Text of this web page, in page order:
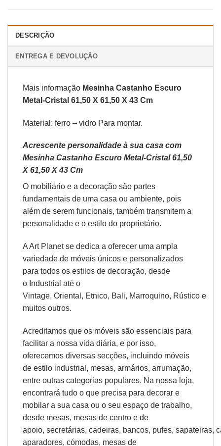
DESCRIÇÃO
ENTREGA E DEVOLUÇÃO
Mais informação Mesinha Castanho Escuro
Metal-Cristal 61,50 X 61,50 X 43 Cm
Material: ferro – vidro Para montar.
Acrescente personalidade à sua casa com
Mesinha Castanho Escuro Metal-Cristal 61,50
X 61,50 X 43 Cm
O mobiliário e a decoração são partes
fundamentais de uma casa ou ambiente, pois
além de serem funcionais, também transmitem a
personalidade e o estilo do proprietário.
A Art Planet se dedica a oferecer uma ampla
variedade de móveis únicos e personalizados
para todos os estilos de decoração, desde
o Industrial até o
Vintage, Oriental , Etnico, Bali, Marroquino, Rústico e
muitos outros.
Acreditamos que os móveis são essenciais para
facilitar a nossa vida diária, e por isso,
oferecemos diversas secções, incluindo móveis
de estilo industrial, mesas, armários, arrumação,
entre outras categorias populares. Na nossa loja,
encontrará tudo o que precisa para decorar e
mobilar a sua casa ou o seu espaço de trabalho,
desde mesas, mesas de centro e de
apoio, secretárias, cadeiras, bancos, pufes, sapateiras,
aparadores, cómodas, mesas de